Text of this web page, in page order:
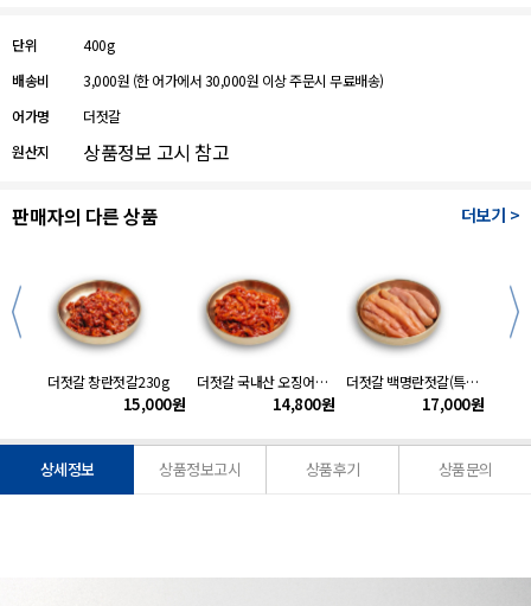
단위
400g
배송비
3,000원 (한 어가에서 30,000원 이상 주문시 무료배송)
어가명
더젓갈
원산지
상품정보 고시 참고
판매자의 다른 상품
더젓갈 창란젓갈230g
15,000원
더젓갈 국내산 오징어젓갈230g
14,800원
더젓갈 백명란젓갈(특알)200g
17,000원
더보기 >
상세정보 상품정보고시 상품후기 상품문의